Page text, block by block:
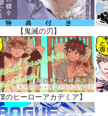
更新｜2025.12.30 掲載）
掲載）
【鬼滅の刃】
僕のヒーローアカデミア】